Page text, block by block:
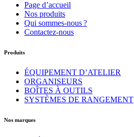
Page d’accueil
Nos produits
Qui sommes-nous ?
Contactez-nous
Produits
ÉQUIPEMENT D’ATELIER
ORGANISEURS
BOÎTES À OUTILS
SYSTÈMES DE RANGEMENT
Nos marques